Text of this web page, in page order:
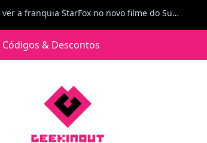
Jorge Loureiro | Fearme diz: A versão da Switch 2 tem censura... mas também não perdes muito.
comprar para a Switch 2 :P
Jorge Loureiro | Fearme diz: Boas, obrigado pelo teu comentário. Talvez seja verdade que a Microsoft está a tentar redefinir o futuro dos jogos, mas para uma marca que já trocou de estratégia tantas vezes, é difícil acreditar em mais uma virada de direção. Basta lembrar do Kinect, da aposta no cloud gaming, ou mesmo do discurso de que os exclusivos eram "essenciais": todas essas promessas acabaram por perder força com o tempo. Além disso, há um ponto chave que estás a ignorar: as consolas Xbox. Está à vista que foram praticamente abandonadas. Quem comprou uma Xbox Series X a pensar que ia ser a máquina indispensável para jogar exclusivos, ficou a arder, porque hoje esses jogos chegam também ao PC e, cada vez mais, até à concorrência. Isso mina a identidade da marca e enfraquece a confiança dos jogadores. A PlayStation até pode estar a lançar alguns jogos na Xbox como o Helldivers 2, mas não é o catálogo inteiro. Desta forma, as consolas PS5 continuam a ter valor.
& Descontos